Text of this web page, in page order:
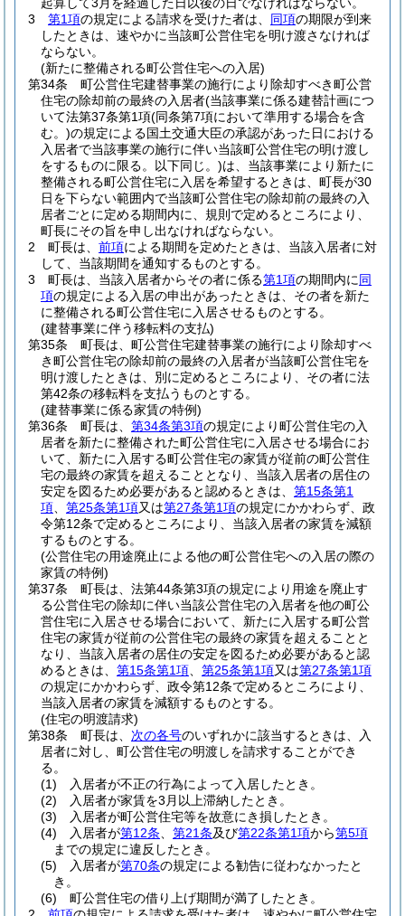
3
第1項の規定による請求を受けた者は、 同項の期限が到来
したときは、速やかに当該町公営住宅を明け渡さなければ
ならない。
(新たに整備される町公営住宅への入居)
第34条
町公営住宅建替事業の施行により除却すべき町公営
住宅の除却前の最終の入居者(当該事業に係る建替計画につ
いて法第37条第1項(同条第7項において準用する場合を含
む。)の規定による国土交通大臣の承認があった日における
入居者で当該事業の施行に伴い当該町公営住宅の明け渡し
をするものに限る。以下同じ。)は、当該事業により新たに
整備される町公営住宅に入居を希望するときは、町長が30
日を下らない範囲内で当該町公営住宅の除却前の最終の入
居者ごとに定める期間内に、規則で定めるところにより、
町長にその旨を申し出なければならない。
2
町長は、 前項による期間を定めたときは、当該入居者に対
して、当該期間を通知するものとする。
3
町長は、当該入居者からその者に係る第1項の期間内に同
項の規定による入居の申出があったときは、その者を新た
に整備される町公営住宅に入居させるものとする。
(建替事業に伴う移転料の支払)
第35条
町長は、町公営住宅建替事業の施行により除却すべ
き町公営住宅の除却前の最終の入居者が当該町公営住宅を
明け渡したときは、別に定めるところにより、その者に法
第42条の移転料を支払うものとする。
(建替事業に係る家賃の特例)
第36条
町長は、 第34条第3項の規定により町公営住宅の入
居者を新たに整備された町公営住宅に入居させる場合にお
いて、新たに入居する町公営住宅の家賃が従前の町公営住
宅の最終の家賃を超えることとなり、当該入居者の居住の
安定を図るため必要があると認めるときは、 第15条第1
項
第25条第1項又は第27条第1項の規定にかかわらず、政
令第12条で定めるところにより、当該入居者の家賃を減額
するものとする。
(公営住宅の用途廃止による他の町公営住宅への入居の際の
家賃の特例)
第37条
町長は、法第44条第3項の規定により用途を廃止す
る公営住宅の除却に伴い当該公営住宅の入居者を他の町公
営住宅に入居させる場合において、新たに入居する町公営
住宅の家賃が従前の公営住宅の最終の家賃を超えることと
なり、当該入居者の居住の安定を図るため必要があると認
めるときは、 第15条第1項 第25条第1項又は第27条第1項
の規定にかかわらず、政令第12条で定めるところにより、
当該入居者の家賃を減額するものとする。
(住宅の明渡請求)
第38条
町長は、 次の各号のいずれかに該当するときは、入
居者に対し、町公営住宅の明渡しを請求することができ
る。
(1)
入居者が不正の行為によって入居したとき。
(2)
入居者が家賃を3月以上滞納したとき。
(3)
入居者が町公営住宅等を故意にき損したとき。
(4)
入居者が第12条 第21条及び第22条第1項から第5項
までの規定に違反したとき。
(5)
入居者が第70条の規定による勧告に従わなかったと
き。
(6)
町公営住宅の借り上げ期間が満了したとき。